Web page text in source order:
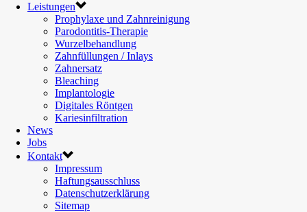
Leistungen
Prophylaxe und Zahnreinigung
Parodontitis-Therapie
Wurzelbehandlung
Zahnfüllungen / Inlays
Zahnersatz
Bleaching
Implantologie
Digitales Röntgen
Kariesinfiltration
News
Jobs
Kontakt
Impressum
Haftungsausschluss
Datenschutzerklärung
Sitemap